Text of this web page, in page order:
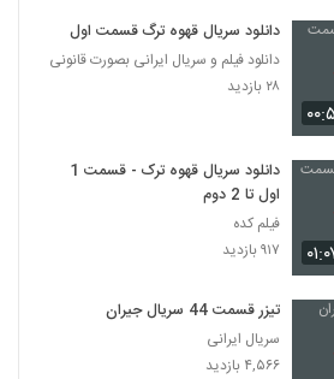
دانلود سریال قهوه ترگ قسمت اول
دانلود فیلم و سریال ایرانی بصورت قانونی
۲۸ بازدید
دانلود سریال قهوه ترک - قسمت 1
اول تا 2 دوم
فیلم کده
۹۱۷ بازدید
تیزر قسمت 44 سریال جیران
سریال ایرانی
۴,۵۶۶ بازدید